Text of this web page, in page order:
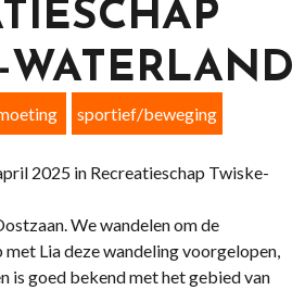
WATERLAND
sportief/beweging
2025 in Recreatieschap Twiske-
We wandelen om de
met Lia deze wandeling voorgelopen,
is goed bekend met het gebied van